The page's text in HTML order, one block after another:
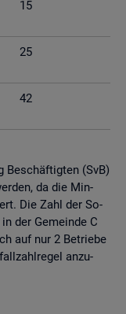
15
25
42
Be­schäf­tig­ten (SvB)
da die Min­
Die Zahl der So­
der Ge­mein­de C
auf nur 2 Be­trie­be
an­zu­